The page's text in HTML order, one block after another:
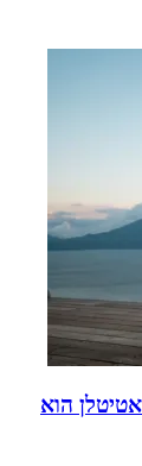
אגם אטיטלן הוא